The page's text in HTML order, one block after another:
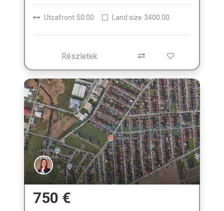
Utcafront 50.00 Land size 3400.00
Részletek
750 €